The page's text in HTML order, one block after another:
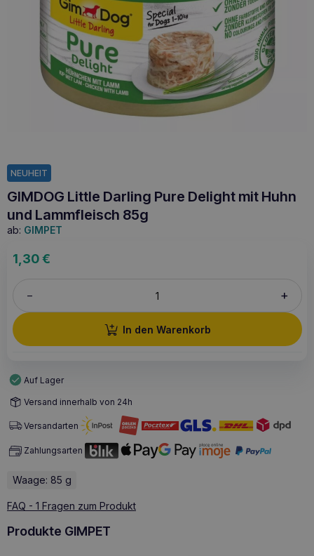
NEUHEIT
GIMDOG Little Darling Pure Delight mit Huhn
und Lammfleisch 85g
ab: GIMPET
1,30€
– +
In den Warenkorb
Auf Lager
Versand innerhalb von 24h
Versandarten
Zahlungsarten
Waage: 85 g
FAQ - 1 Fragen zum Produkt
Produkte GIMPET